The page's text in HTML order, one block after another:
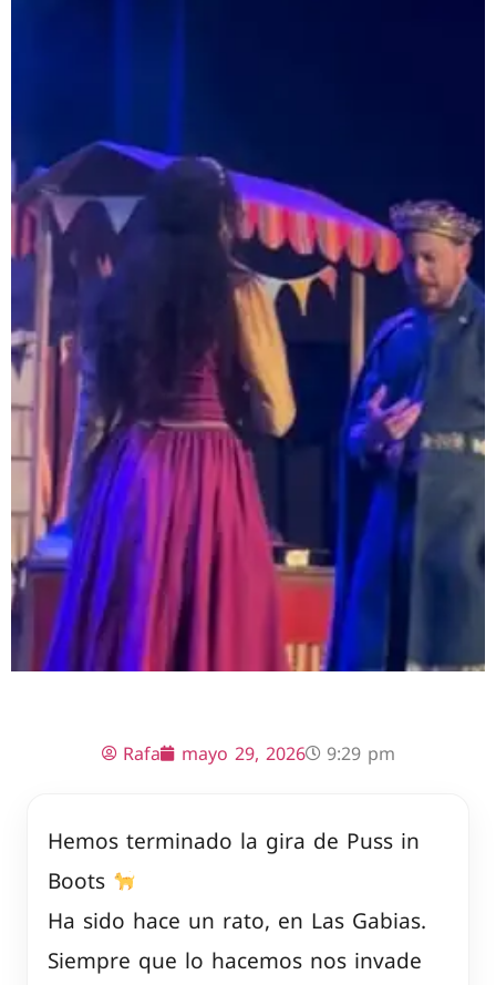
Rafa mayo 29, 2026 9:29 pm
Hemos terminado la gira de Puss in
Boots
Ha sido hace un rato, en Las Gabias.
Siempre que lo hacemos nos invade